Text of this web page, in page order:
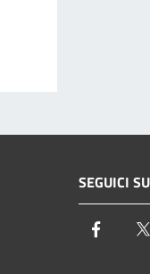
SEGUICI SU